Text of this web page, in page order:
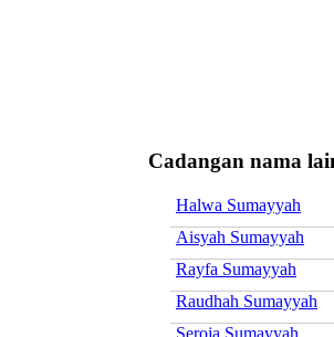
Cadangan nama
Halwa Sumayyah
Aisyah Sumayyah
Rayfa Sumayyah
Raudhah Sumayyah
Seroja Sumayyah